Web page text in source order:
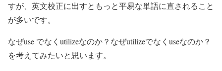
すが、英文校正に出すともっと平易な単語に直されること
が多いです。
なぜuse でなくutilizeなのか？なぜutilizeでなくuseなのか？
を考えてみたいと思います。